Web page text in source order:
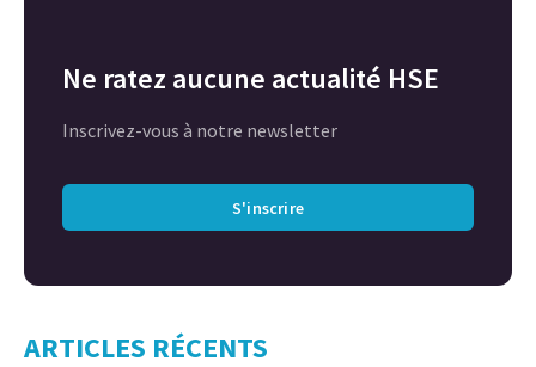
Ne ratez aucune actualité HSE
Inscrivez-vous à notre newsletter
S'inscrire
ARTICLES RÉCENTS